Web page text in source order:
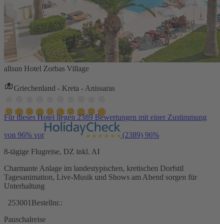
allsun Hotel Zorbas Village
Griechenland - Kreta - Anissaras
Für dieses Hotel liegen 2389 Bewertungen mit einer Zustimmung
von 96% vor (2389) 96%
8-tägige Flugreise, DZ inkl. AI
Charmante Anlage im landestypischen, kretischen Dorfstil
Tagesanimation, Live-Musik und Shows am Abend sorgen für
Unterhaltung
253001 Bestellnr.:
Pauschalreise